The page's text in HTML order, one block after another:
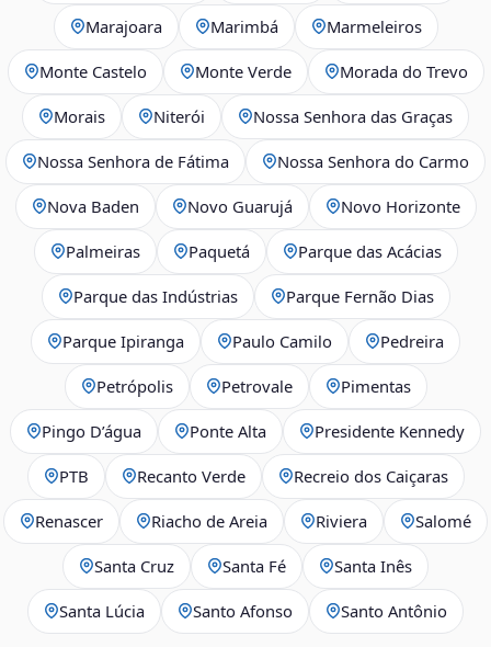
Marajoara Marimbá Marmeleiros
Monte Castelo Monte Verde Morada do Trevo
Morais Niterói Nossa Senhora das Graças
Nossa Senhora de Fátima Nossa Senhora do Carmo
Nova Baden Novo Guarujá Novo Horizonte
Palmeiras Paquetá Parque das Acácias
Parque das Indústrias Parque Fernão Dias
Parque Ipiranga Paulo Camilo Pedreira
Petrópolis Petrovale Pimentas
Pingo D’água Ponte Alta Presidente Kennedy
PTB Recanto Verde Recreio dos Caiçaras
Renascer Riacho de Areia Riviera Salomé
Santa Cruz Santa Fé Santa Inês
Santa Lúcia Santo Afonso Santo Antônio